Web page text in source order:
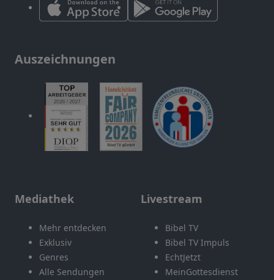
Auszeichnungen
Mediathek
Mehr entdecken
Exklusiv
Genres
Alle Sendungen
Livestream
Bibel TV
Bibel TV Impuls
EchtJetzt
MeinGottesdienst